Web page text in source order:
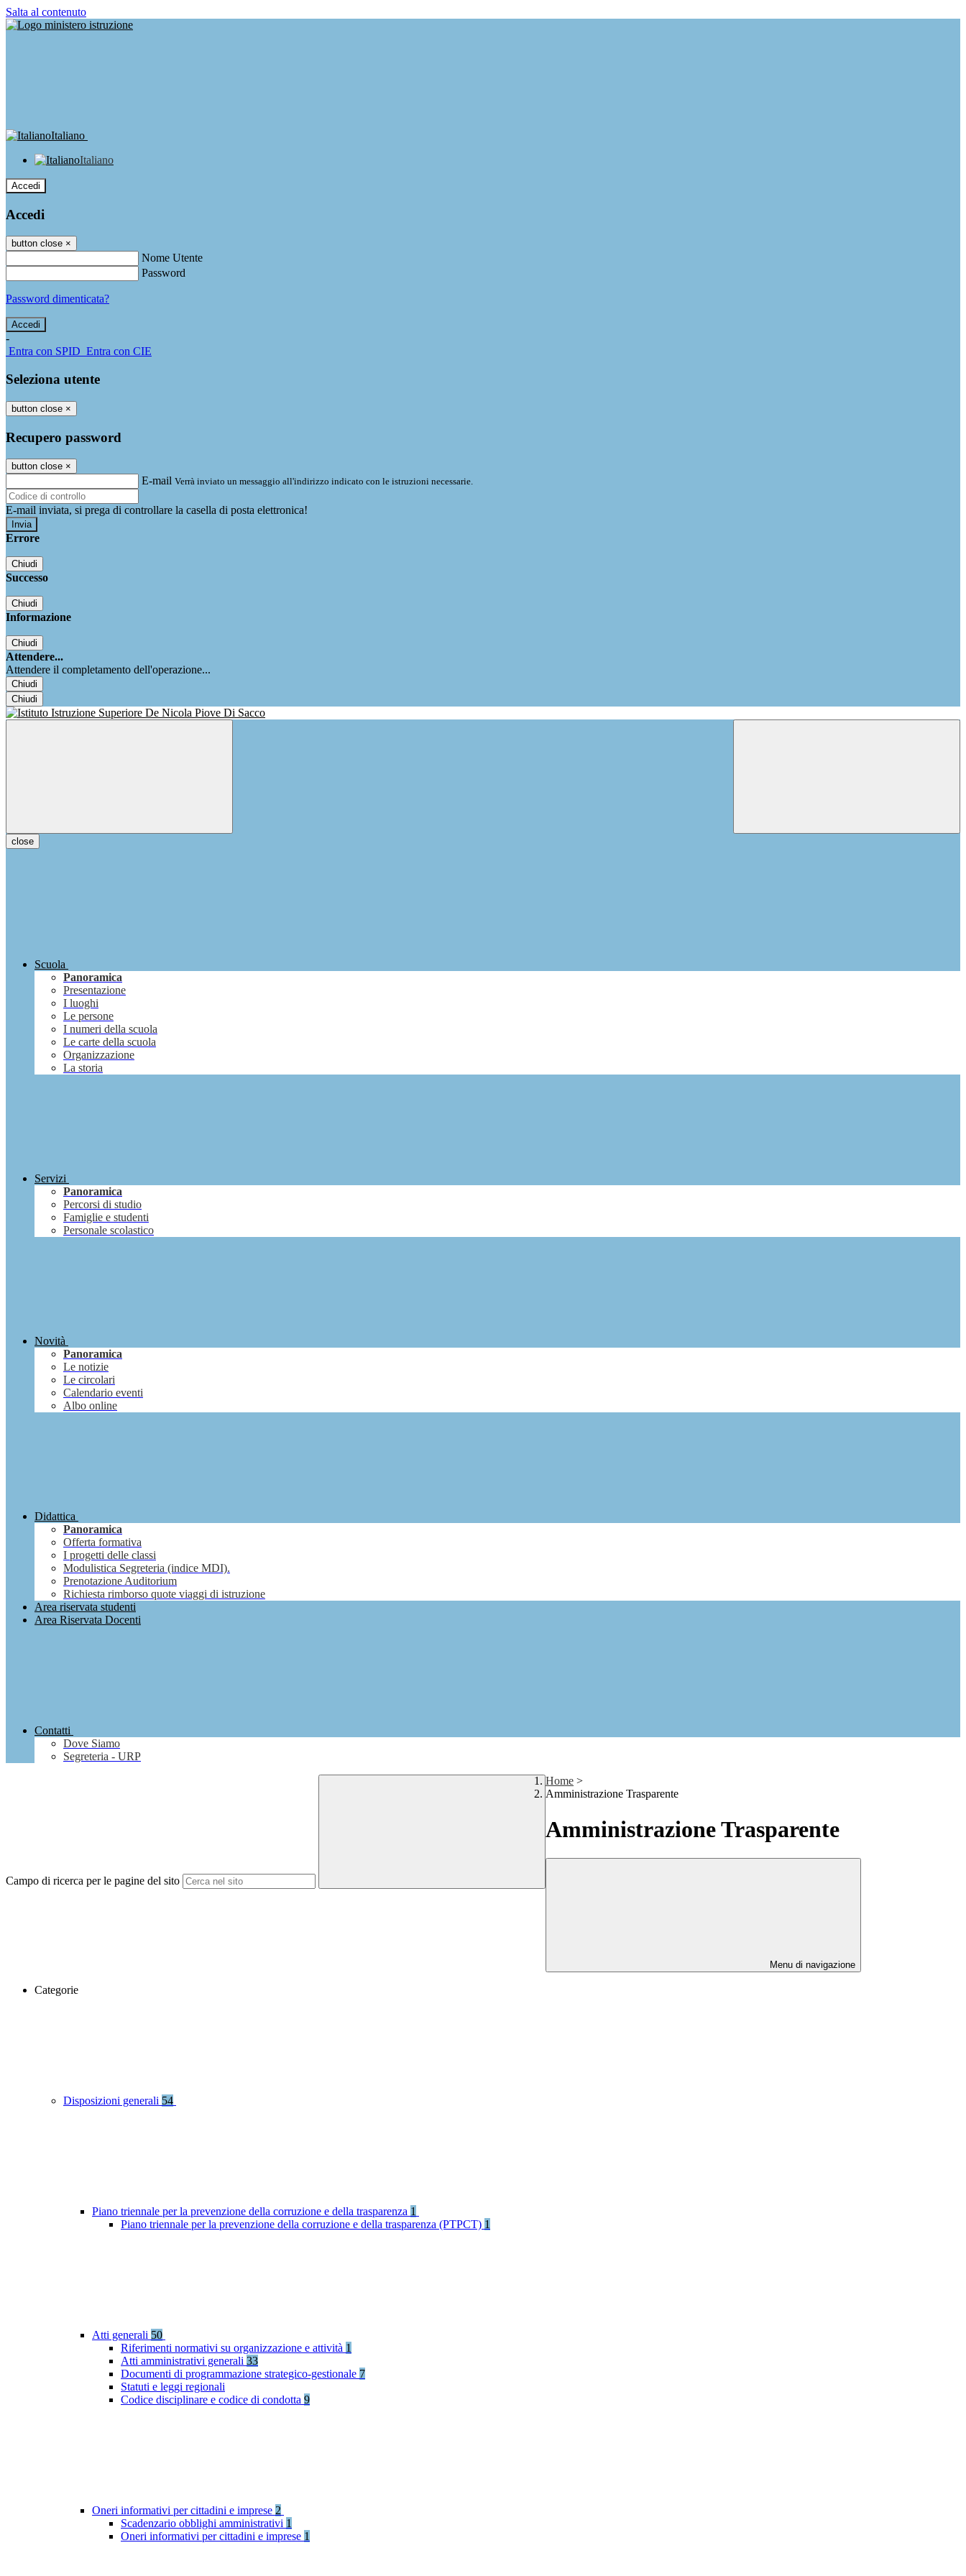
Salta al contenuto
Italiano
Italiano
Accedi
Accedi
button close ×
Nome Utente
Password
Password dimenticata?
-
Entra con SPID Entra con CIE
Seleziona utente
button close ×
Recupero password
button close ×
E-mail Verrà inviato un messaggio all'indirizzo indicato con le istruzioni necessarie.
E-mail inviata, si prega di controllare la casella di posta elettronica!
Errore
Chiudi
Successo
Chiudi
Informazione
Chiudi
Attendere...
Attendere il completamento dell'operazione...
Chiudi
Chiudi
close
Scuola
Panoramica
Presentazione
I luoghi
Le persone
I numeri della scuola
Le carte della scuola
Organizzazione
La storia
Servizi
Panoramica
Percorsi di studio
Famiglie e studenti
Personale scolastico
Novità
Panoramica
Le notizie
Le circolari
Calendario eventi
Albo online
Didattica
Panoramica
Offerta formativa
I progetti delle classi
Modulistica Segreteria (indice MDI).
Prenotazione Auditorium
Richiesta rimborso quote viaggi di istruzione
Area riservata studenti
Area Riservata Docenti
Contatti
Dove Siamo
Segreteria - URP
Campo di ricerca per le pagine del sito
Home >
Amministrazione Trasparente
Amministrazione Trasparente
Menu di navigazione
Categorie
Disposizioni generali 54
Piano triennale per la prevenzione della corruzione e della trasparenza 1
Piano triennale per la prevenzione della corruzione e della trasparenza (PTPCT) 1
Atti generali 50
Riferimenti normativi su organizzazione e attività 1
Atti amministrativi generali 33
Documenti di programmazione strategico-gestionale 7
Statuti e leggi regionali
Codice disciplinare e codice di condotta 9
Oneri informativi per cittadini e imprese 2
Scadenzario obblighi amministrativi 1
Oneri informativi per cittadini e imprese 1